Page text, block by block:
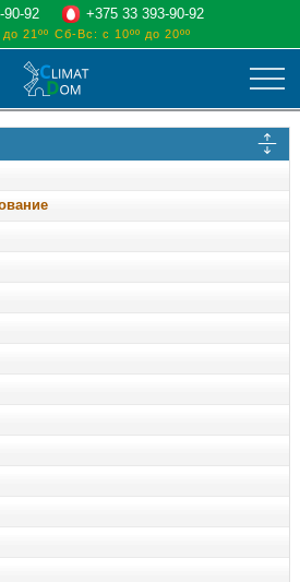
климат
котлы
90-92 +375 33 393-90-92
21ºº Сб-Вс: с 10ºº до 20ºº